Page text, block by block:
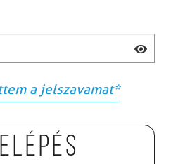
a jelszavamat*